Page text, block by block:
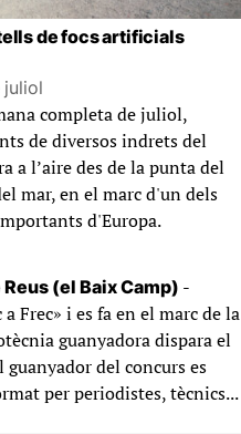
de focs artificials
juliol
completa de juliol,
de diversos indrets del
a l’aire des de lapunta del
mar, en el marc d'un dels
d'Europa.
(el Baix Camp) -
Frec» i es fa en el marc de la
guanyadora dispara el
del concurs es
per periodistes, tècnics...